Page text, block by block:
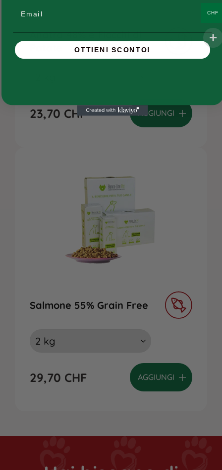
FAQs
Chi siamo
Anatra 48% e Fiocchi di
23,70 CHF AGGIUNGI
Salmone 55% Grain Free
29,70 CHF AGGIUNGI
CHF
OTTIENI SCONTO!